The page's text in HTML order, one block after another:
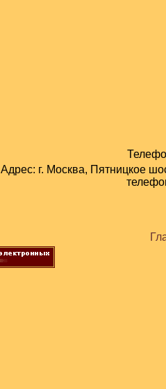
Адрес: г. Москва, Пятницкое